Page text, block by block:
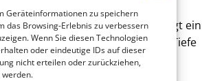
Geräteinformationen zu speichern
das Browsing-Erlebnis zu verbessern
Wenn Sie diesen Technologien
oder eindeutige IDs auf dieser
nicht erteilen oder zurückziehen,
tiefen Becken. Größere Becken
der Stahlwand-Enden sorgt ein
Becken mit 135 oder 150 cm Tiefe